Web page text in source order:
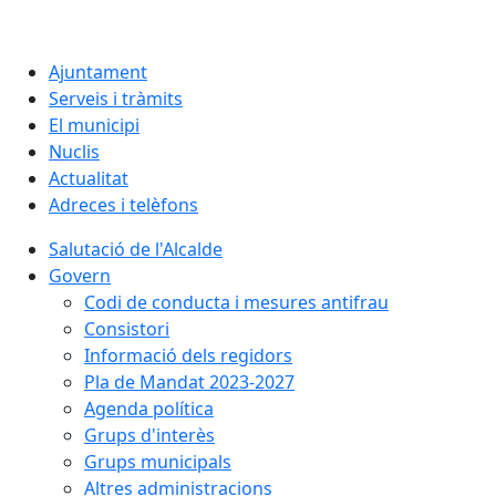
Ajuntament
Serveis i tràmits
El municipi
Nuclis
Actualitat
Adreces i telèfons
Salutació de l'Alcalde
Govern
Codi de conducta i mesures antifrau
Consistori
Informació dels regidors
Pla de Mandat 2023-2027
Agenda política
Grups d'interès
Grups municipals
Altres administracions